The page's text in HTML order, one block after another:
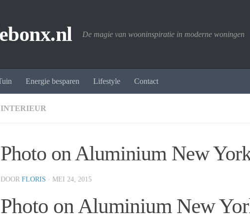
De magie van wooninspiratie in moderne woningen
Energie besparen Lifestyle Contact
INTERIEUR
Photo on Aluminium New
DOOR FLORIS · MEI 24, 2015
Photo on Aluminium New